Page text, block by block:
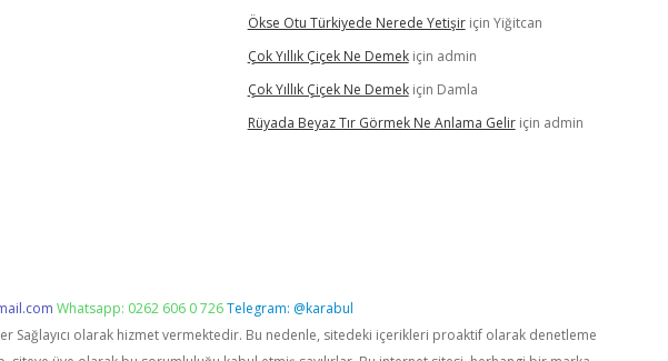
Ökse Otu Türkiyede Nerede Yetişiriçin Yiğitcan
Çok Yıllık Çiçek Ne Demekiçin admin
Çok Yıllık Çiçek Ne Demekiçin Damla
Rüyada Beyaz Tır Görmek Ne Anlama Geliriçin admin
Whatsapp: 0262 606 0 726Telegram: @karabul
Sağlayıcı olarak hizmet vermektedir. Bu nedenle, sitedeki içerikleri proaktif olarak denetleme